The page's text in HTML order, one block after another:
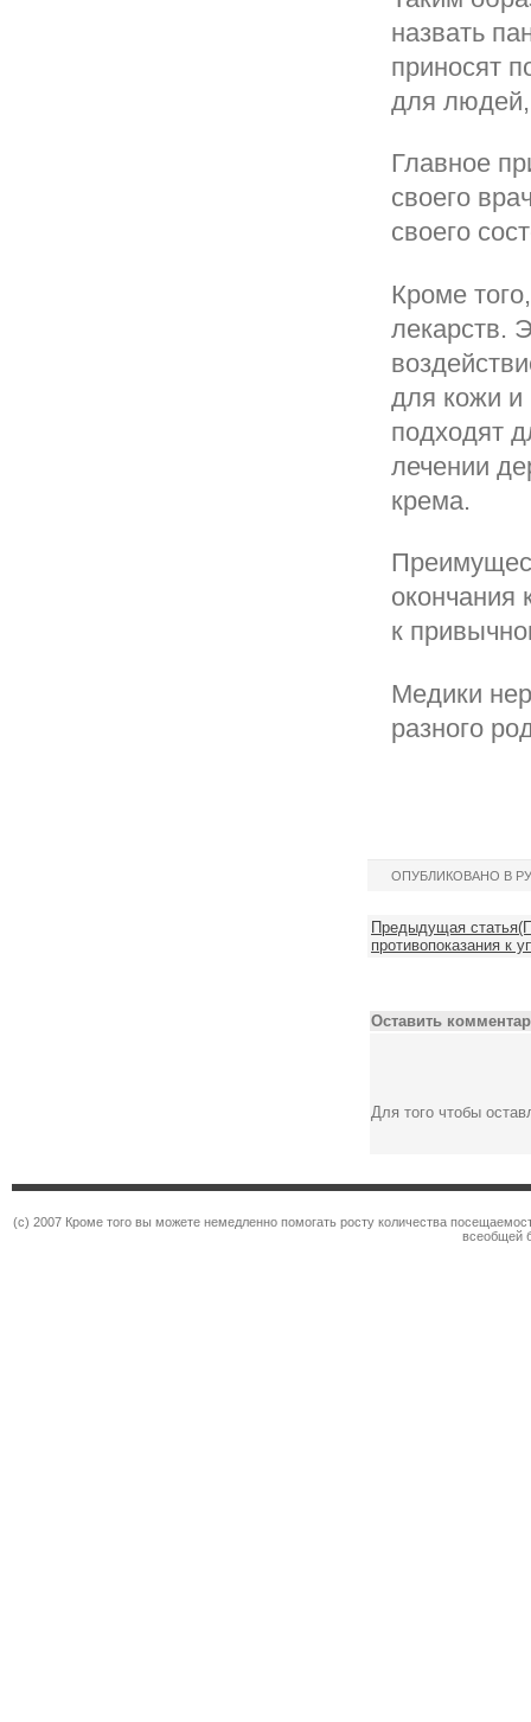
назвать
приносят
для
Главное
своего
своего
Кроме
лекарств.
для кожи и
подходят
лечении
крема.
окончания
к
Медики
разного
ОПУБЛИКОВАНО В
Предыдущая
противопоказания к
Оставить
Для того чтобы
(c) 2007 Кроме того вы можете немедленно помогать росту количества
всеобщей